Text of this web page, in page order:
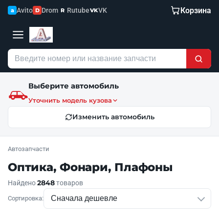
a Avito D Drom R RutubeVKVK Корзина
Выберите автомобиль
Уточнить модель кузова
Изменить автомобиль
Автозапчасти
Оптика, Фонари, Плафоны
Найдено2848товаров
Сортировка: